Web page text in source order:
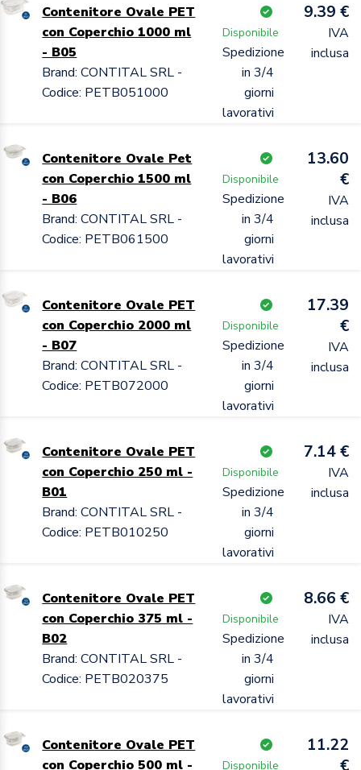
Contenitore Ovale PET
con Coperchio 1000 ml
- B05
Brand: CONTITAL SRL -
Codice: PETB051000
Disponibile
Spedizione
in 3/4
giorni
lavorativi
9.39 €
IVA
inclusa
Contenitore Ovale Pet
con Coperchio 1500 ml
- B06
Brand: CONTITAL SRL -
Codice: PETB061500
Disponibile
Spedizione
in 3/4
giorni
lavorativi
13.60
€
IVA
inclusa
Contenitore Ovale PET
con Coperchio 2000 ml
- B07
Brand: CONTITAL SRL -
Codice: PETB072000
Disponibile
Spedizione
in 3/4
giorni
lavorativi
17.39
€
IVA
inclusa
Contenitore Ovale PET
con Coperchio 250 ml -
B01
Brand: CONTITAL SRL -
Codice: PETB010250
Disponibile
Spedizione
in 3/4
giorni
lavorativi
7.14 €
IVA
inclusa
Contenitore Ovale PET
con Coperchio 375 ml -
B02
Brand: CONTITAL SRL -
Codice: PETB020375
Disponibile
Spedizione
in 3/4
giorni
lavorativi
8.66 €
IVA
inclusa
Contenitore Ovale PET
con Coperchio 500 ml -
Disponibile
11.22
€